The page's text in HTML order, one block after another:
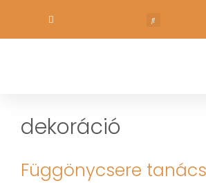
dekoráció
Függönycsere